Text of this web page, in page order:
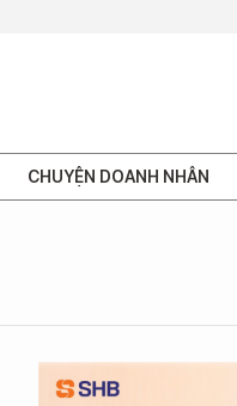
CHUYỆN DOANH NHÂN